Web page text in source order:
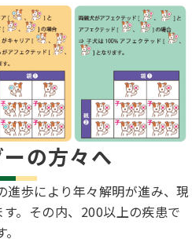
の方々へ
進歩により年々解明が進み、現
。その内、200以上の疾患で